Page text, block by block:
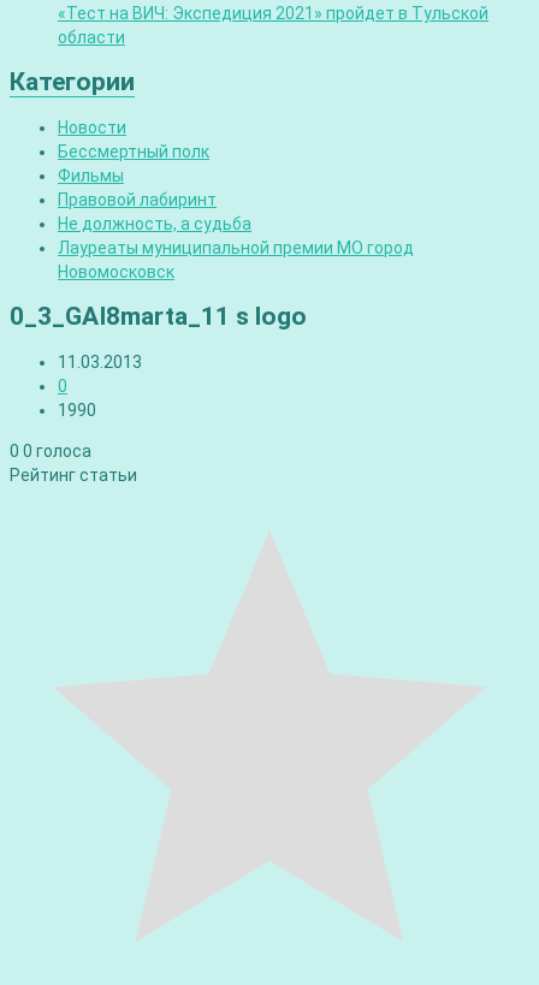
«Тест на ВИЧ: Экспедиция 2021» пройдет в Тульской
области
Категории
Новости
Бессмертный полк
Фильмы
Правовой лабиринт
Не должность, а судьба
Лауреаты муниципальной премии МО город
Новомосковск
0_3_GAI8marta_11 s logo
11.03.2013
0
1990
0 0 голоса
Рейтинг статьи